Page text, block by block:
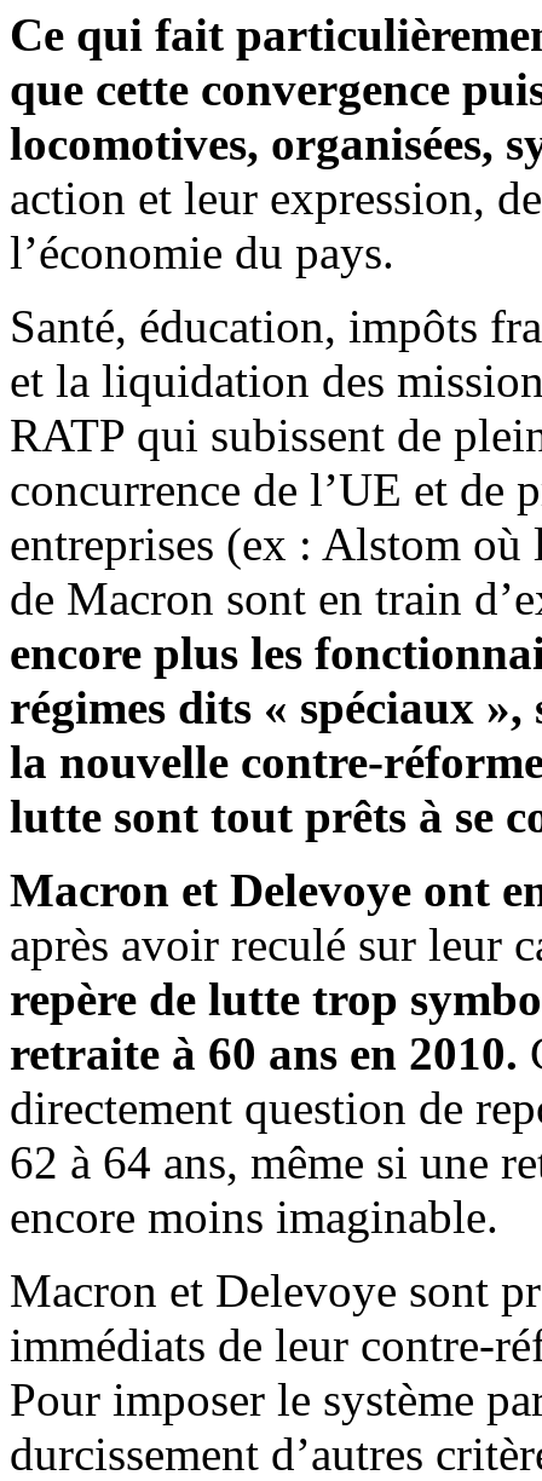
Ce qui fait
que cette convergence
locomotives, organisées,
action et leur expression,
l’économie du pays.
Santé, éducation, impôts
et la liquidation des
RATP qui subissent de
concurrence de l’UE et de
entreprises (ex : Alstom où
de Macron sont en train
encore plus les
régimes dits « spéciaux
la nouvelle contre-
lutte sont tout prêts à se
Macron et Delevoye ont
après avoir reculé sur leur
repère de lutte trop
retraite à 60 ans en 2010.
directement question de
62 à 64 ans, même si une
encore moins imaginable.
Macron et Delevoye sont
immédiats de leur contre-
Pour imposer le système
durcissement d’autres